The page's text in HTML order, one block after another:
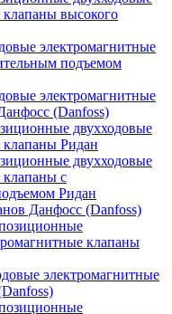
высокого
электромагнитные
подъемом
электромагнитные
(Danfoss)
двухходовые
клапаны Ридан
двухходовые
клапаны с
Ридан
Данфосс (Danfoss)
клапаны
электромагнитные